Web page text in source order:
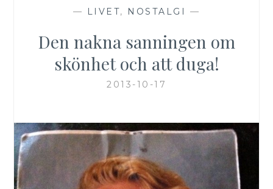
— LIVET, NOSTALGI —
Den nakna sanningen om
skönhet och att duga!
2013-10-17